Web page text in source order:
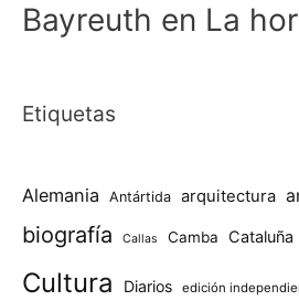
Bayreuth en La
Etiquetas
Alemania Antártida arquitectura
biografía Callas Camba Cataluña
Cultura Diarios edición